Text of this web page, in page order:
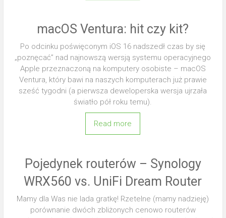
macOS Ventura: hit czy kit?
Po odcinku poświęconym iOS 16 nadszedł czas by się
„poznęcać” nad najnowszą wersją systemu operacyjnego
Apple przeznaczoną na komputery osobiste – macOS
Ventura, który bawi na naszych komputerach już prawie
sześć tygodni (a pierwsza deweloperska wersja ujrzała
światło pół roku temu).
Read more
Pojedynek routerów – Synology
WRX560 vs. UniFi Dream Router
Mamy dla Was nie lada gratkę! Rzetelne (mamy nadzieję)
porównanie dwóch zbliżonych cenowo routerów